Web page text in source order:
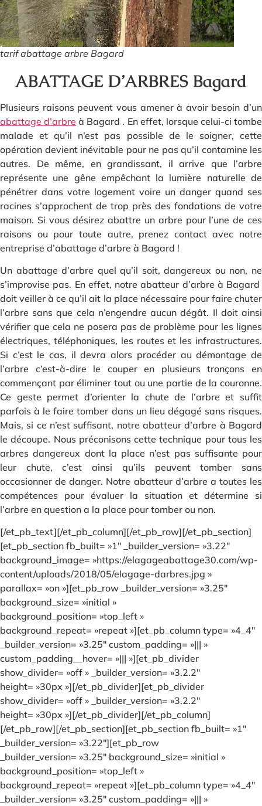
tarif abattage arbre Bagard
ABATTAGE D’ARBRES Bagard
Plusieurs raisons peuvent vous amener à avoir besoin d’un
abattage d’arbre à Bagard . En effet, lorsque celui-ci tombe
malade et qu’il n’est pas possible de le soigner, cette
opération devient inévitable pour ne pas qu’il contamine les
autres. De même, en grandissant, il arrive que l’arbre
représente une gêne empêchant la lumière naturelle de
pénétrer dans votre logement voire un danger quand ses
racines s’approchent de trop près des fondations de votre
maison. Si vous désirez abattre un arbre pour l’une de ces
raisons ou pour toute autre, prenez contact avec notre
entreprise d’abattage d’arbre à Bagard !
Un abattage d’arbre quel qu’il soit, dangereux ou non, ne
s’improvise pas. En effet, notre abatteur d’arbre à Bagard
doit veiller à ce qu’il ait la place nécessaire pour faire chuter
l’arbre sans que cela n’engendre aucun dégât. Il doit ainsi
vérifier que cela ne posera pas de problème pour les lignes
électriques, téléphoniques, les routes et les infrastructures.
Si c’est le cas, il devra alors procéder au démontage de
l’arbre c’est-à-dire le couper en plusieurs tronçons en
commençant par éliminer tout ou une partie de la couronne.
Ce geste permet d’orienter la chute de l’arbre et suffit
parfois à le faire tomber dans un lieu dégagé sans risques.
Mais, si ce n’est suffisant, notre abatteur d’arbre à Bagard
le découpe. Nous préconisons cette technique pour tous les
arbres dangereux dont la place n’est pas suffisante pour
leur chute, c’est ainsi qu’ils peuvent tomber sans
occasionner de danger. Notre abatteur d’arbre a toutes les
compétences pour évaluer la situation et détermine si
l’arbre en question a la place pour tomber ou non.
[/et_pb_text][/et_pb_column][/et_pb_row][/et_pb_section]
[et_pb_section fb_built= »1″ _builder_version= »3.22″
background_image= »https://elagageabattage30.com/wp-
content/uploads/2018/05/elagage-darbres.jpg »
parallax= »on »][et_pb_row _builder_version= »3.25″
background_size= »initial »
background_position= »top_left »
background_repeat= »repeat »][et_pb_column type= »4_4″
_builder_version= »3.25″ custom_padding= »||| »
custom_padding__hover= »||| »][et_pb_divider
show_divider= »off » _builder_version= »3.2.2″
height= »30px »][/et_pb_divider][et_pb_divider
show_divider= »off » _builder_version= »3.2.2″
height= »30px »][/et_pb_divider][/et_pb_column]
[/et_pb_row][/et_pb_section][et_pb_section fb_built= »1″
_builder_version= »3.22″][et_pb_row
_builder_version= »3.25″ background_size= »initial »
background_position= »top_left »
background_repeat= »repeat »][et_pb_column type= »4_4″
_builder_version= »3.25″ custom_padding= »||| »